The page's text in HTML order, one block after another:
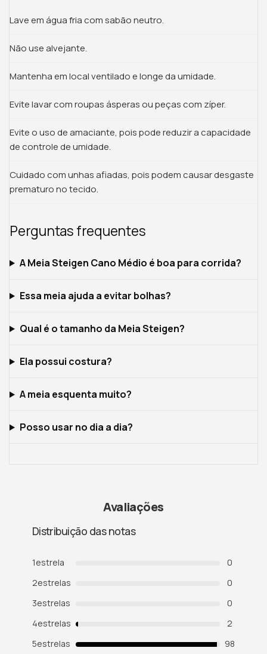
Lave em água fria com sabão neutro.
Não use alvejante.
Mantenha em local ventilado e longe da umidade.
Evite lavar com roupas ásperas ou peças com zíper.
Evite o uso de amaciante, pois pode reduzir a capacidade
de controle de umidade.
Cuidado com unhas afiadas, pois podem causar desgaste
prematuro no tecido.
Perguntas frequentes
A Meia Steigen Cano Médio é boa para corrida?
Essa meia ajuda a evitar bolhas?
Qual é o tamanho da Meia Steigen?
Ela possui costura?
A meia esquenta muito?
Posso usar no dia a dia?
Avaliações
Distribuição das notas
1estrela
0
2estrelas
0
3estrelas
0
4estrelas
2
5estrelas 98